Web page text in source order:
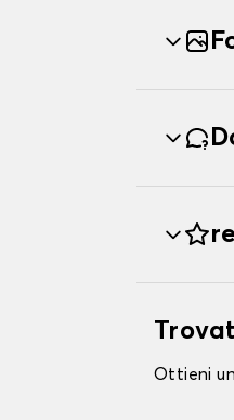
Ottieni